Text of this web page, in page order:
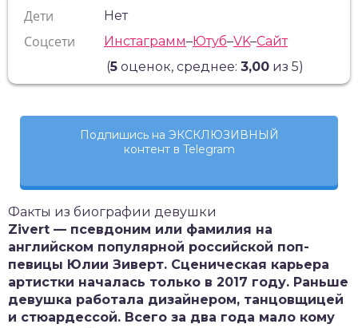
Дети Нет
Соцсети Инстаграмм–Ютуб–VK–Сайт
(5оценок, среднее: 3,00из 5)
Подпишись на ЭКСКЛЮЗИВНЫЙ
контент в Telegram
Факты из биографии девушки
Zivert — псевдоним или фамилия на
английском популярной российской поп-
певицы Юлии Зиверт. Сценическая карьера
артистки началась только в 2017 году. Раньше
девушка работала дизайнером, танцовщицей
и стюардессой. Всего за два года мало кому